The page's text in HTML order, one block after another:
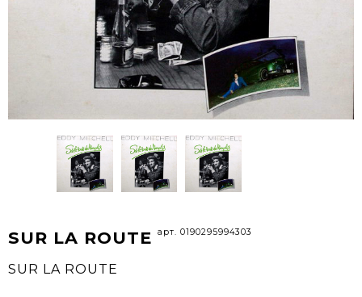
SUR LA ROUTE арт. 0190295994303
SUR LA ROUTE